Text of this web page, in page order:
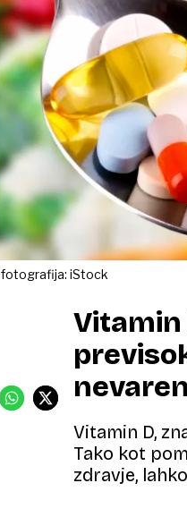
iStock
Vitamin
nevaren
Vitamin D,
Tako kot
zdravje,